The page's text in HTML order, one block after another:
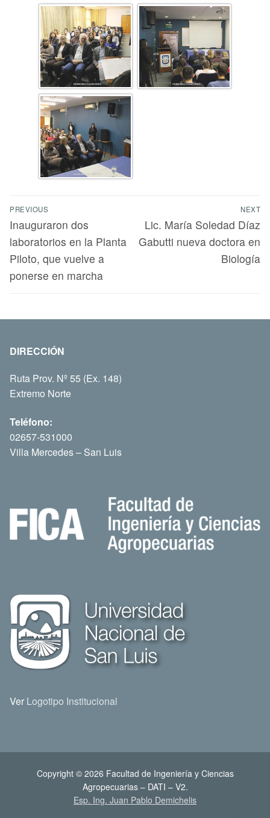
PREVIOUS
Inauguraron dos
laboratorios en la Planta
Piloto, que vuelve a
ponerse en marcha
NEXT
Lic. María Soledad Díaz
Gabutti nueva doctora en
Biología
DIRECCIÓN
Ruta Prov. Nº 55 (Ex. 148)
Extremo Norte
Teléfono:
02657-531000
Villa Mercedes – San Luis
Ver Logotipo Institucional
Copyright © 2026 Facultad de Ingeniería y Ciencias
Agropecuarias – DATI – V2.
Esp. Ing. Juan Pablo Demichelis